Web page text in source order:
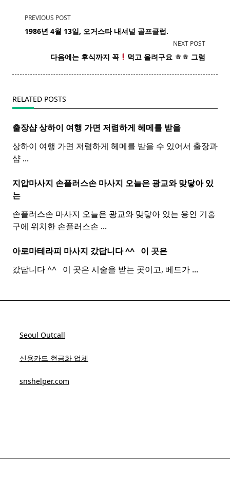
<span
class="nav-
text">Page</span>
PREVIOUS POST
1986년 4월 13일, 오거스타 내셔널 골프클럽.
NEXT POST
다음에는 후식까지 꼭 먹고 올려구요 ㅎㅎ 그럼
RELATED POSTS
출장샵 상하이 여행 가면 저렴하게 헤메를 받을
상하이 여행 가면 저렴하게 헤메를 받을 수 있어서 출장과
샵 ...
지압마사지 손플러스손 마사지 오늘은 광교와 맞닿아 있
는
손플러스손 마사지 오늘은 광교와 맞닿아 있는 용인 기흥
구에 위치한 손플러스손 ...
아로마테라피 마사지 갔답니다 ^^ ​ ​ 이 곳은
갔답니다 ^^ ​ ​ 이 곳은 시술을 받는 곳이고, 베드가 ...
Seoul Outcall
신용카드 현금화 업체
snshelper.com